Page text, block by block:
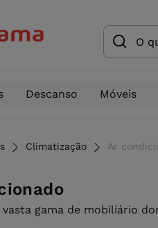
Descanso Móveis
Climatização Ar
gama de mobiliário